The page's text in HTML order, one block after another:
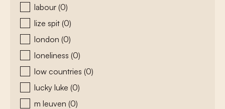
labour (0)
lize spit (0)
london (0)
loneliness (0)
low countries (0)
lucky luke (0)
m leuven (0)